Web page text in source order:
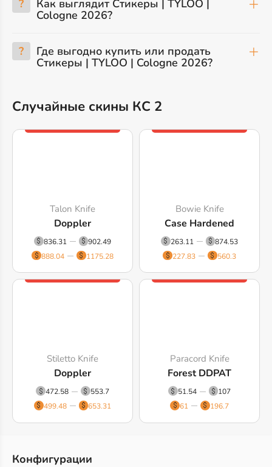
? Как выглядит Стикеры | TYLOO |
Cologne 2026?
? Где выгодно купить или продать
Стикеры | TYLOO | Cologne 2026?
Случайные скины КС 2
Talon Knife
Doppler
836.31
902.49
888.04
1175.28
Bowie Knife
Case Hardened
263.11
874.53
227.83
560.3
Stiletto Knife
Doppler
472.58
553.7
499.48
653.31
Paracord Knife
Forest DDPAT
51.54
107
61
196.7
Конфигурации